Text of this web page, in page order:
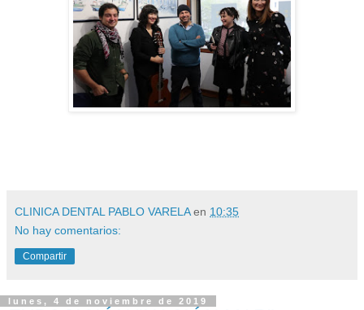
CLINICA DENTAL PABLO VARELA en 10:35
No hay comentarios:
Compartir
lunes, 4 de noviembre de 2019